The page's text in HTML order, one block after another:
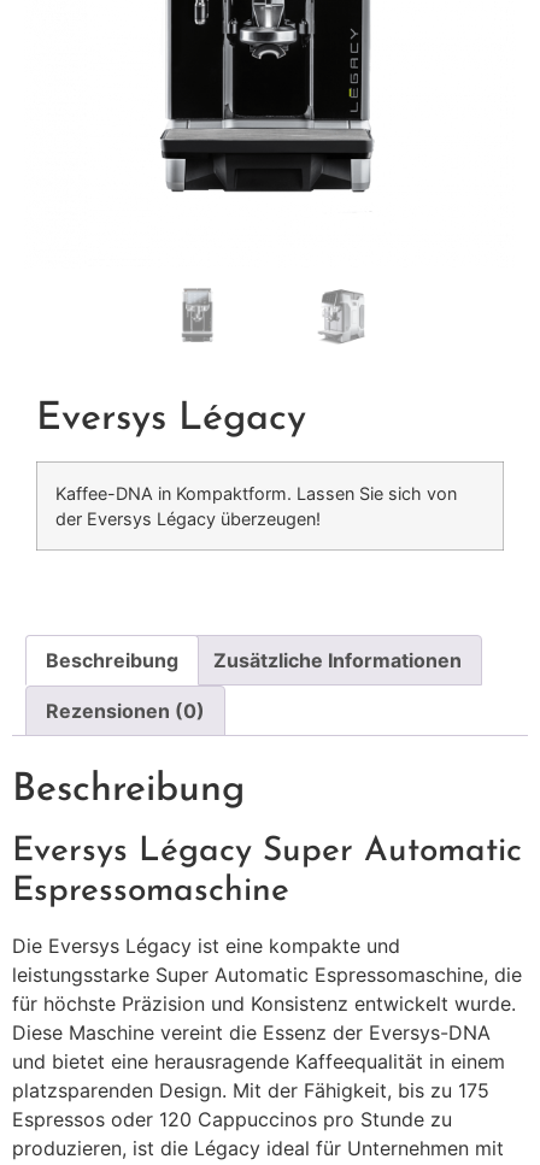
Eversys Légacy
Kaffee-DNA in Kompaktform. Lassen Sie sich von
der Eversys Légacy überzeugen!
Beschreibung Zusätzliche Informationen
Rezensionen (0)
Beschreibung
Eversys Légacy Super Automatic
Espressomaschine
Die Eversys Légacy ist eine kompakte und
leistungsstarke Super Automatic Espressomaschine, die
für höchste Präzision und Konsistenz entwickelt wurde.
Diese Maschine vereint die Essenz der Eversys-DNA
und bietet eine herausragende Kaffeequalität in einem
platzsparenden Design. Mit der Fähigkeit, bis zu 175
Espressos oder 120 Cappuccinos pro Stunde zu
produzieren, ist die Légacy ideal für Unternehmen mit